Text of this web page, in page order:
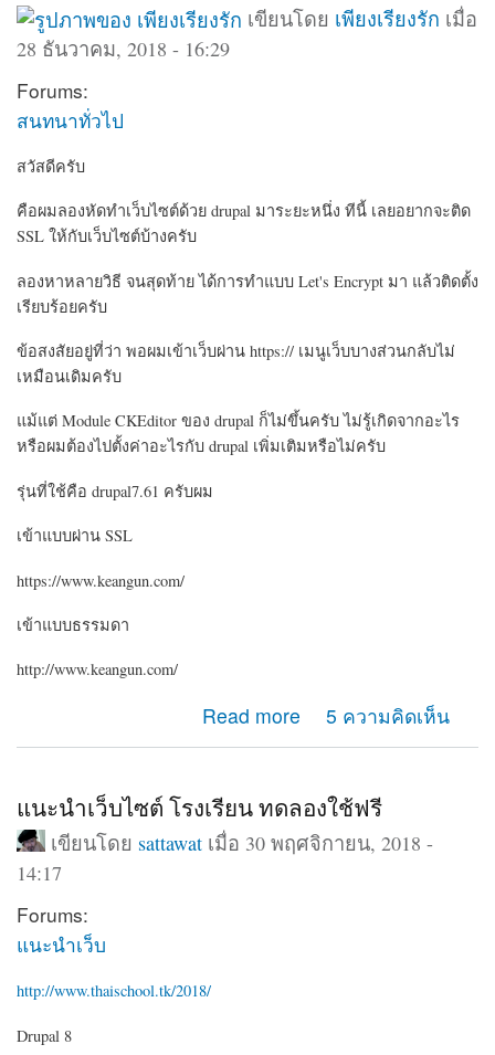
เขียนโดย เพียงเรียงรัก เมื่อ
28 ธันวาคม, 2018 - 16:29
Forums:
สนทนาทั่วไป
สวัสดีครับ
คือผมลองหัดทำเว็บไซต์ด้วย drupal มาระยะหนึ่ง ทีนี้ เลยอยากจะติด
SSL ให้กับเว็บไซต์บ้างครับ
ลองหาหลายวิธี จนสุดท้าย ได้การทำแบบ Let's Encrypt มา แล้วติดตั้ง
เรียบร้อยครับ
ข้อสงสัยอยู่ที่ว่า พอผมเข้าเว็บผ่าน https:// เมนูเว็บบางส่วนกลับไม่
เหมือนเดิมครับ
แม้แต่ Module CKEditor ของ drupal ก็ไม่ขึ้นครับ ไม่รู้เกิดจากอะไร
หรือผมต้องไปตั้งค่าอะไรกับ drupal เพิ่มเติมหรือไม่ครับ
รุ่นที่ใช้คือ drupal7.61 ครับผม
เข้าแบบผ่าน SSL
https://www.keangun.com/
เข้าแบบธรรมดา
http://www.keangun.com/
Read more
about ขอคำแนะนำครับ ระหว่างเข้าเว็บด้วย http กับ https
ทำไมเมนูต่างกันครับ
5 ความคิดเห็น
แนะนำเว็บไซต์ โรงเรียน ทดลองใช้ฟรี
เขียนโดย sattawat เมื่อ 30 พฤศจิกายน, 2018 -
14:17
Forums:
แนะนำเว็บ
http://www.thaischool.tk/2018/
Drupal 8